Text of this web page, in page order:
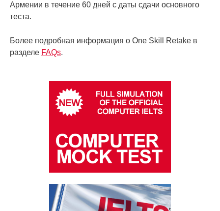
Армении в течение 60 дней с даты сдачи основного
теста.
Более подробная информация o One Skill Retake в
разделе FAQs.